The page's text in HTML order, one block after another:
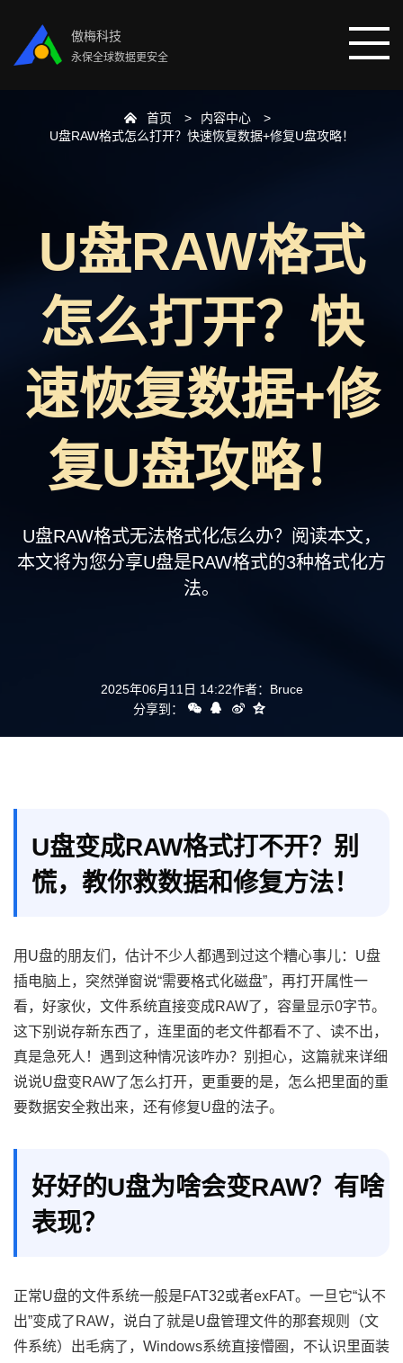
傲梅科技
永保全球数据更安全
数据恢复
数据备份
支持
首页
内容中心
U盘RAW格式怎么打开？快速恢复数据+修复U盘攻略！
U盘RAW格式
怎么打开？快
速恢复数据+修
复U盘攻略！
U盘RAW格式无法格式化怎么办？阅读本文，
本文将为您分享U盘是RAW格式的3种格式化方
法。
2025年06月11日 14:22作者： Bruce
分享到：
U盘变成RAW格式打不开？别
慌，教你救数据和修复方法！
用U盘的朋友们，估计不少人都遇到过这个糟心事儿：U盘
插电脑上，突然弹窗说“需要格式化磁盘”，再打开属性一
看，好家伙，文件系统直接变成RAW了，容量显示0字节。
这下别说存新东西了，连里面的老文件都看不了、读不出，
真是急死人！遇到这种情况该咋办？别担心，这篇就来详细
说说U盘变RAW了怎么打开，更重要的是，怎么把里面的重
要数据安全救出来，还有修复U盘的法子。
好好的U盘为啥会变RAW？有啥
表现？
正常U盘的文件系统一般是FAT32或者exFAT。一旦它“认不
出”变成了RAW，说白了就是U盘管理文件的那套规则（文
件系统）出毛病了，Windows系统直接懵圈，不认识里面装